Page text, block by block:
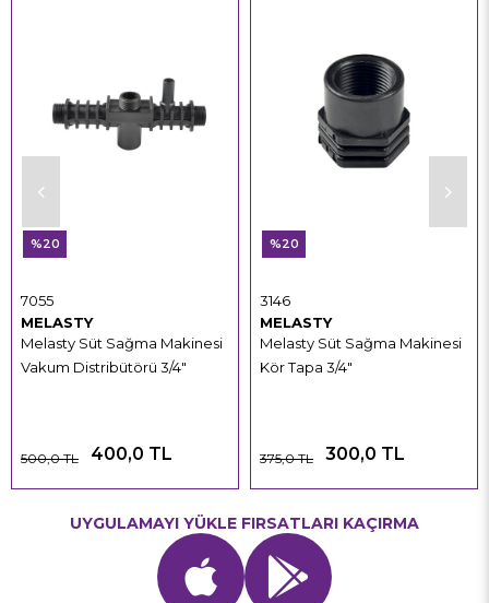
MELASTY
Melasty Süt Sağma Makinesi
Vakum Distribütörü 3/4"
7055
400,0 TL
500,0 TL
%20
MELASTY
Melasty Süt Sağma Makinesi
Kör Tapa 3/4"
3146
300,0 TL
375,0 TL
%20
UYGULAMAYI YÜKLE FIRSATLARI KAÇIRMA